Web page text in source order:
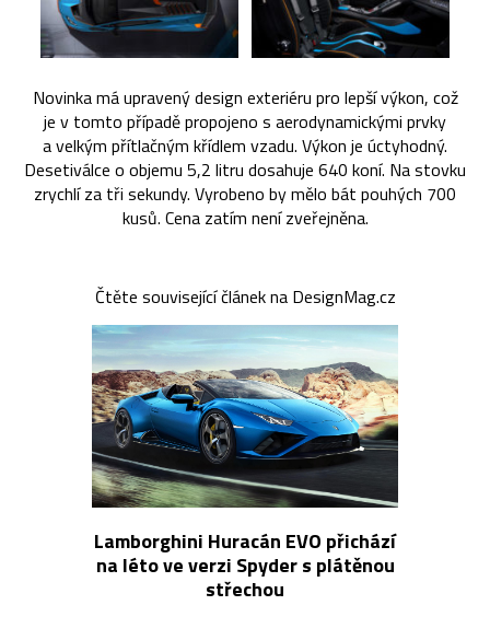
Novinka má upravený design exteriéru pro lepší výkon, což
je v tomto případě propojeno s aerodynamickými prvky
a velkým přítlačným křídlem vzadu. Výkon je úctyhodný.
Desetiválce o objemu 5,2 litru dosahuje 640 koní. Na stovku
zrychlí za tři sekundy. Vyrobeno by mělo bát pouhých 700
kusů. Cena zatím není zveřejněna.
Čtěte související článek na DesignMag.cz
Lamborghini Huracán EVO přichází
na léto ve verzi Spyder s plátěnou
střechou